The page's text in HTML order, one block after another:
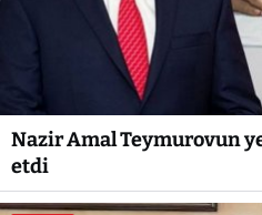
Nazir Amal Teymurovun
etdi